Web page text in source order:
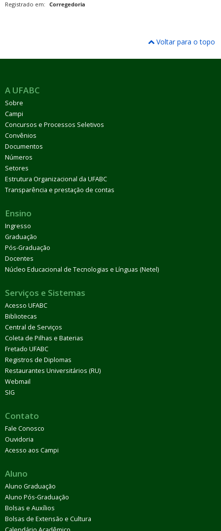
Registrado em: Corregedoria
Voltar para o topo
A UFABC
Sobre
Campi
Concursos e Processos Seletivos
Convênios
Documentos
Números
Setores
Estrutura Organizacional da UFABC
Transparência e prestação de contas
Ensino
Ingresso
Graduação
Pós-Graduação
Docentes
Núcleo Educacional de Tecnologias e Línguas (Netel)
Serviços e Sistemas
Acesso UFABC
Bibliotecas
Central de Serviços
Coleta de Pilhas e Baterias
Fretado UFABC
Registros de Diplomas
Restaurantes Universitários (RU)
Webmail
SIG
Contato
Fale Conosco
Ouvidoria
Acesso aos Campi
Aluno
Aluno Graduação
Aluno Pós-Graduação
Bolsas e Auxílios
Bolsas de Extensão e Cultura